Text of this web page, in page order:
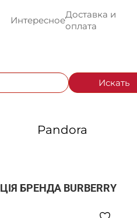
Интересное
Доставка и
оплата
Искать
Pandora
БРЕНДА BURBERRY